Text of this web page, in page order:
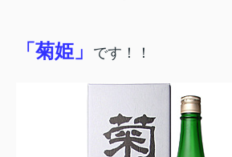
「菊姫」 です！！